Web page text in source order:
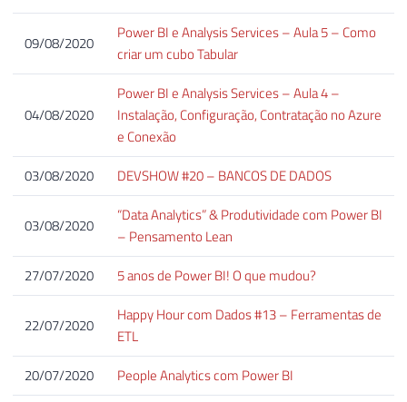
09/08/2020
Power BI e Analysis Services – Aula 5 – Como
criar um cubo Tabular
04/08/2020
Power BI e Analysis Services – Aula 4 –
Instalação, Configuração, Contratação no Azure
e Conexão
03/08/2020
DEVSHOW #20 – BANCOS DE DADOS
03/08/2020
“Data Analytics” & Produtividade com Power BI
– Pensamento Lean
27/07/2020
5 anos de Power BI! O que mudou?
22/07/2020
Happy Hour com Dados #13 – Ferramentas de
ETL
20/07/2020
People Analytics com Power BI